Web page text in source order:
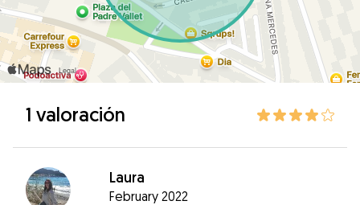
1 valoración
Laura
February 2022